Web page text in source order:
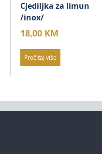
Cjediljka za limun
/inox/
18,00 KM
Pročitaj više